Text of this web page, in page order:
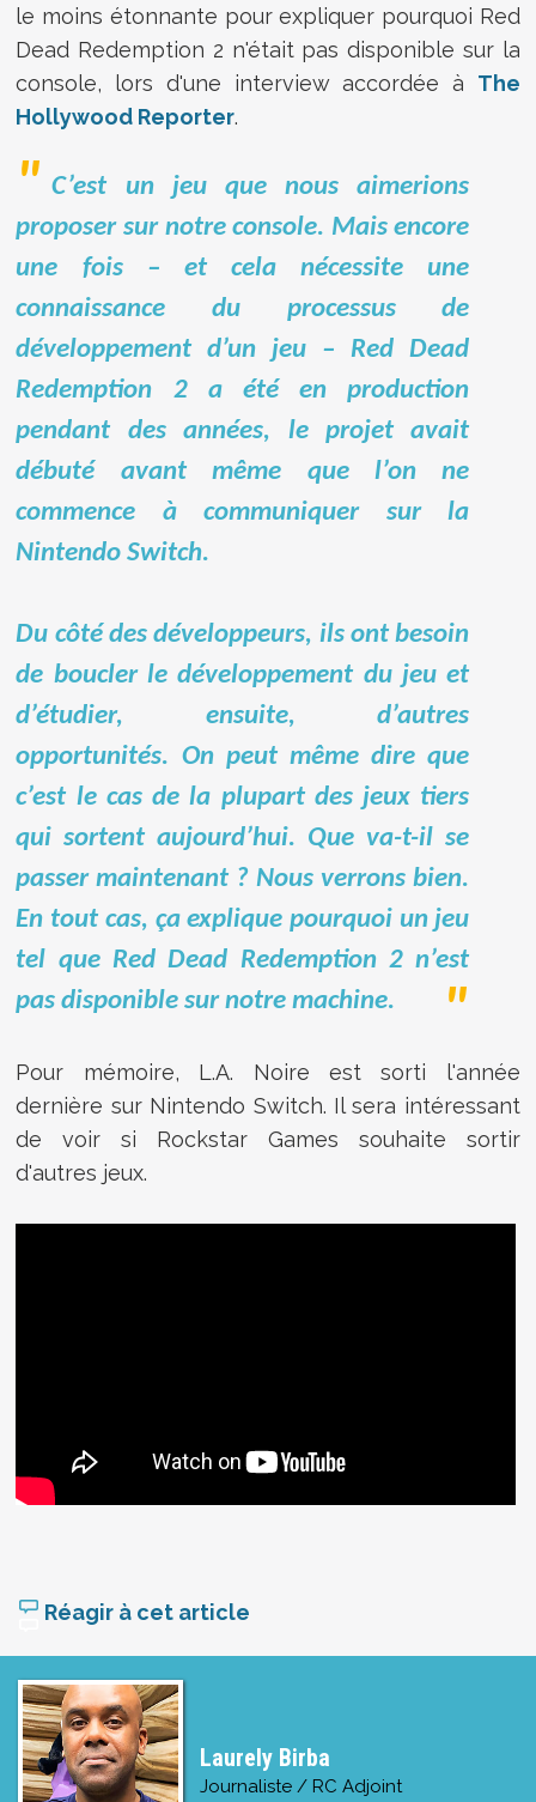
le moins étonnante pour expliquer pourquoi Red
Dead Redemption 2 n'était pas disponible sur la
console, lors d'une interview accordée à The
Hollywood Reporter.
C’est un jeu que nous aimerions
proposer sur notre console. Mais encore
une fois – et cela nécessite une
connaissance du processus de
développement d’un jeu – Red Dead
Redemption 2 a été en production
pendant des années, le projet avait
débuté avant même que l’on ne
commence à communiquer sur la
Nintendo Switch.
Du côté des développeurs, ils ont besoin
de boucler le développement du jeu et
d’étudier, ensuite, d’autres
opportunités. On peut même dire que
c’est le cas de la plupart des jeux tiers
qui sortent aujourd’hui. Que va-t-il se
passer maintenant ? Nous verrons bien.
En tout cas, ça explique pourquoi un jeu
tel que Red Dead Redemption 2 n’est
pas disponible sur notre machine.
Pour mémoire, L.A. Noire est sorti l'année
dernière sur Nintendo Switch. Il sera intéressant
de voir si Rockstar Games souhaite sortir
d'autres jeux.
Réagir à cet article
Laurely Birba
Journaliste / RC Adjoint